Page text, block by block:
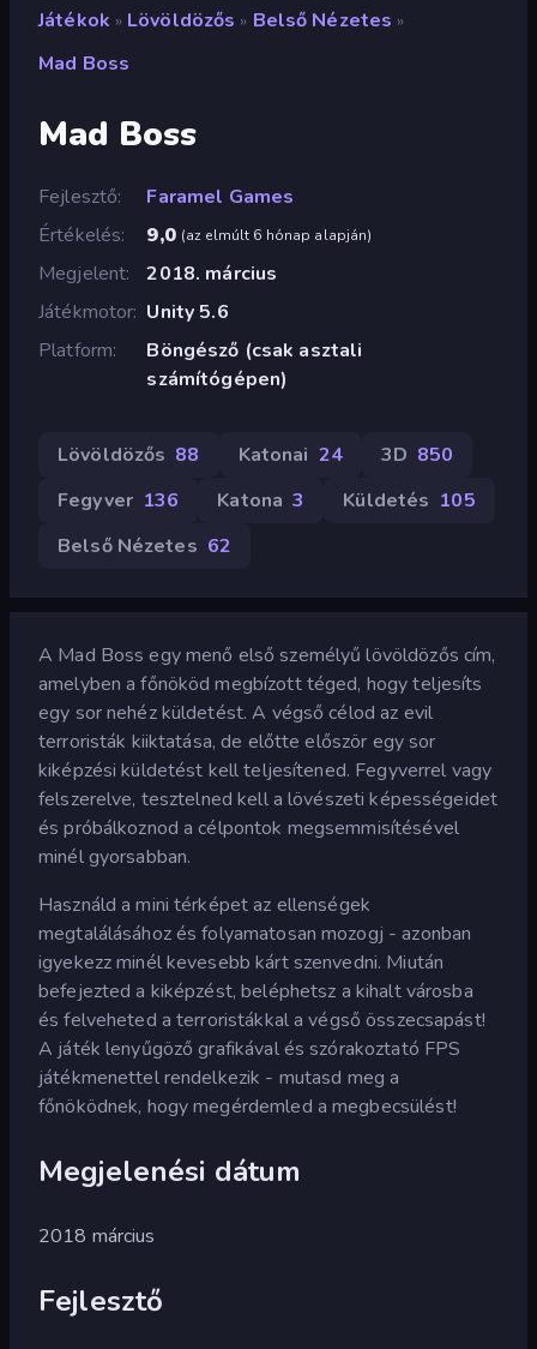
Játékok » Lövöldözős » Belső Nézetes »
Mad Boss
Mad Boss
Fejlesztő
Faramel Games
Értékelés
9,0 (az elmúlt 6 hónap alapján)
Megjelent
2018. március
Játékmotor Unity 5.6
Platform
Böngésző (csak asztali
számítógépen)
Lövöldözős 88 Katonai 24 3D 850
Fegyver 136 Katona 3 Küldetés 105
Belső Nézetes 62
A Mad Boss egy menő első személyű lövöldözős cím,
amelyben a főnököd megbízott téged, hogy teljesíts
egy sor nehéz küldetést. A végső célod az evil
terroristák kiiktatása, de előtte először egy sor
kiképzési küldetést kell teljesítened. Fegyverrel vagy
felszerelve, tesztelned kell a lövészeti képességeidet
és próbálkoznod a célpontok megsemmisítésével
minél gyorsabban.
Használd a mini térképet az ellenségek
megtalálásához és folyamatosan mozogj - azonban
igyekezz minél kevesebb kárt szenvedni. Miután
befejezted a kiképzést, beléphetsz a kihalt városba
és felveheted a terroristákkal a végső összecsapást!
A játék lenyűgöző grafikával és szórakoztató FPS
játékmenettel rendelkezik - mutasd meg a
főnöködnek, hogy megérdemled a megbecsülést!
Megjelenési dátum
2018 március
Fejlesztő